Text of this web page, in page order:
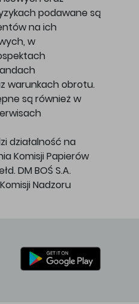
podawane są
na ich
w
warunkach obrotu.
są również w
działalność na
Komisji Papierów
DM BOŚ S.A.
Nadzoru